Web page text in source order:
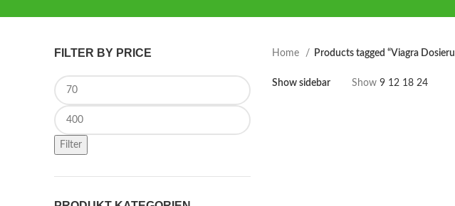
FILTER BY PRICE
Min price
Max price
Filter
Home Products tagged “Viagra
Show sidebar Show 9 12 18 24